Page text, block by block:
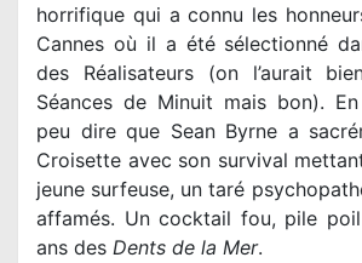
horrifique qui a connu les
Cannes où il a été sélectionné
des Réalisateurs (on l’aurait
Séances de Minuit mais bon).
peu dire que Sean Byrne a
Croisette avec son survival
jeune surfeuse, un taré
affamés. Un cocktail fou, pile poil
ans des Dents de la Mer.